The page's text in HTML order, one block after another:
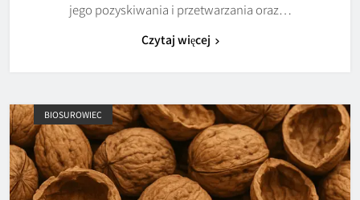
jego pozyskiwania i przetwarzania oraz…
Czytaj więcej
BIOSUROWIEC